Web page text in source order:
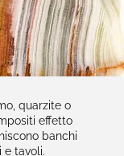
quarzite o
effetto
banchi
e tavoli.